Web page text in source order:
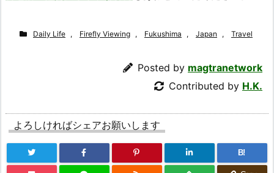
Daily Life , Firefly Viewing , Fukushima , Japan , Travel
Posted by magtranetwork
Contributed by H.K.
よろしければシェアお願いします
B!